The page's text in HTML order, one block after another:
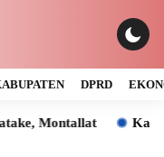
DPRD
Montallat Kaya